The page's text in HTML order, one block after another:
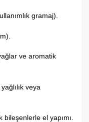
gramaj).
ve aromatik
veya
el yapımı.